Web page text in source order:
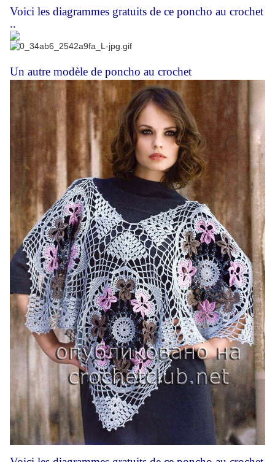
Voici les diagrammes gratuits de ce poncho au crochet
..
Un autre modèle de poncho au crochet